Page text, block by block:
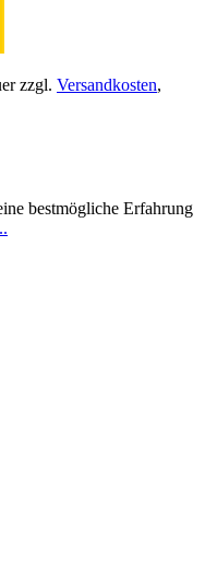
zzgl. Versandkosten,
bestmögliche Erfahrung